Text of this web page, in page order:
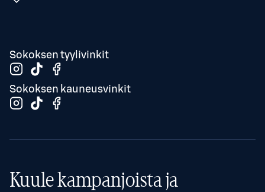
Sokoksen tyylivinkit
Sokoksen kauneusvinkit
Kuule kampanjoista ja